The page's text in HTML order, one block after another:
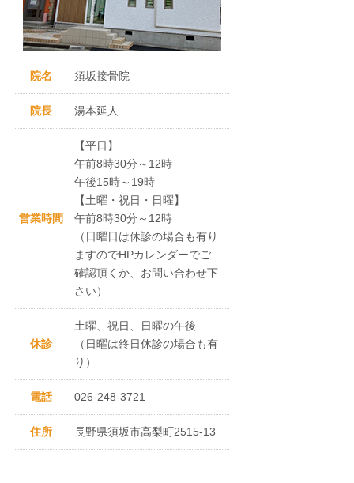
院名 須坂接骨院
院長 湯本延人
営業時間
【平日】
午前8時30分～12時
午後15時～19時
【土曜・祝日・日曜】
午前8時30分～12時
（日曜日は休診の場合も有り
ますのでHPカレンダーでご
確認頂くか、お問い合わせ下
さい）
休診
土曜、祝日、日曜の午後
（日曜は終日休診の場合も有
り）
電話 026-248-3721
住所 長野県須坂市高梨町2515-13